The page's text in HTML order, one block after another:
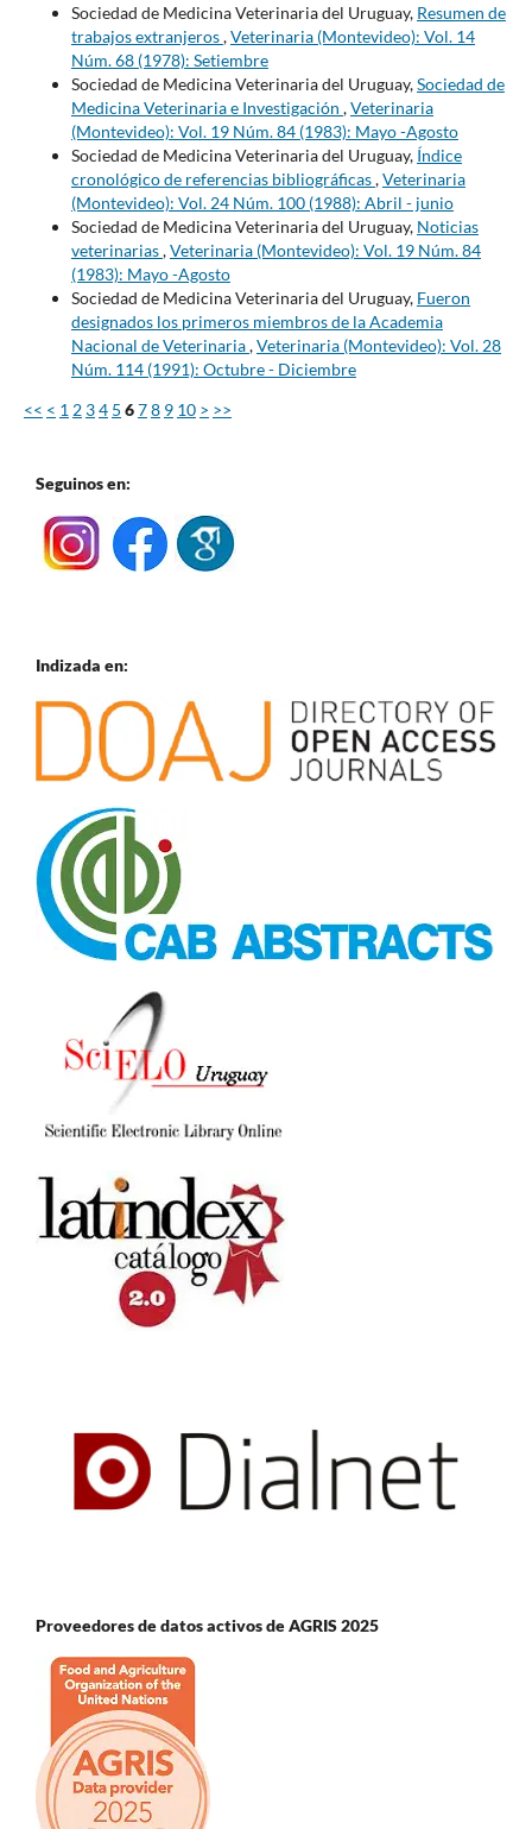
Sociedad de Medicina Veterinaria del Uruguay, Resumen de
trabajos extranjeros,Veterinaria (Montevideo): Vol. 14
Núm. 68 (1978): Setiembre
Sociedad de Medicina Veterinaria del Uruguay,Sociedad de
Medicina Veterinaria e Investigación ,Veterinaria
(Montevideo): Vol. 19 Núm. 84 (1983): Mayo -Agosto
Sociedad de Medicina Veterinaria del Uruguay, Índice
cronológico de referencias bibliográficas,Veterinaria
(Montevideo): Vol. 24 Núm. 100 (1988): Abril - junio
Sociedad de Medicina Veterinaria del Uruguay, Noticias
veterinarias,Veterinaria (Montevideo): Vol. 19 Núm. 84
(1983): Mayo -Agosto
Sociedad de Medicina Veterinaria del Uruguay, Fueron
designados los primeros miembros de la Academia
Nacional de Veterinaria,Veterinaria (Montevideo): Vol. 28
Núm. 114 (1991): Octubre - Diciembre
<< < 1 2 34 5 678 9 10 > >>
Seguinos en:
Indizada en:
Proveedores de datos activos de AGRIS 2025